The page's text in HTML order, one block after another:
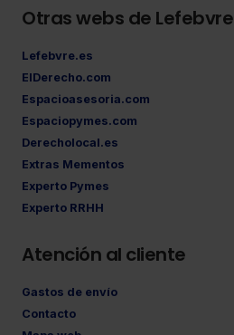
Otras webs de Lefebvre
Lefebvre.es
ElDerecho.com
Espacioasesoria.com
Espaciopymes.com
Derecholocal.es
Extras Mementos
Experto Pymes
Experto RRHH
Atención al cliente
Gastos de envío
Contacto